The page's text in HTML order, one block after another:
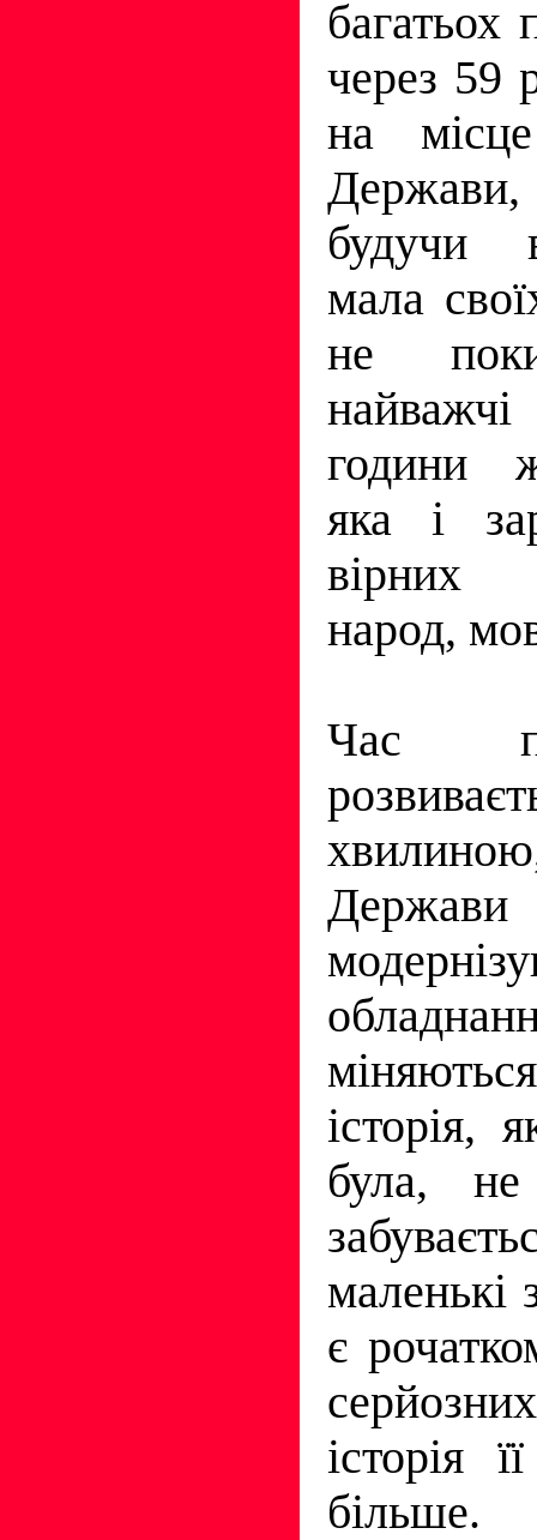
багатьох
через 59
на
будучи
мала
не
години
яка і
вірних
народ,
Час
Держави
історія,
була,
маленькі
є
історія
більше.